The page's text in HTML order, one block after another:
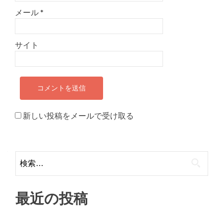
メール*
サイト
新しい投稿をメールで受け取る
索:
最近の投稿